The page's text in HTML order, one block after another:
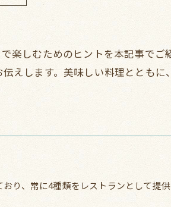
楽しむためのヒントを本記事でご
えします。美味しい料理とともに
り、常に4種類をレストランとして提